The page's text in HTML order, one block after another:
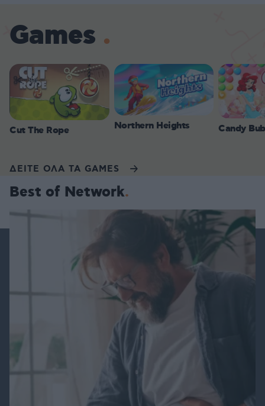
Games
Cut The Rope Northern Heights Candy
ΔΕΙΤΕ ΟΛΑ ΤΑ GAMES
Best of Network